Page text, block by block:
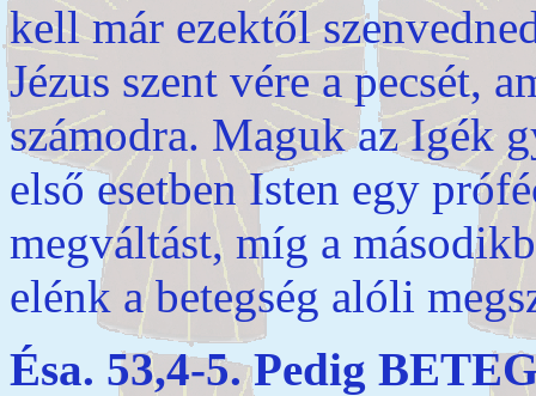
kell már ezektől
Jézus szent vére a pecsét,
számodra. Maguk az Igék
első esetben Isten egy
megváltást, míg a
elénk a betegség alóli
Ésa. 53,4-5. Pedig